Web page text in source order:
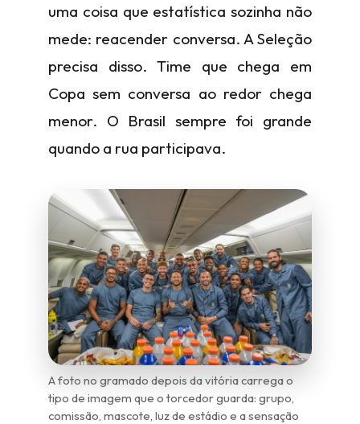
uma coisa que estatística sozinha não
mede: reacender conversa. A Seleção
precisa disso. Time que chega em
Copa sem conversa ao redor chega
menor. O Brasil sempre foi grande
quando a rua participava.
A foto no gramado depois da vitória carrega o
tipo de imagem que o torcedor guarda: grupo,
comissão, mascote, luz de estádio e a sensação